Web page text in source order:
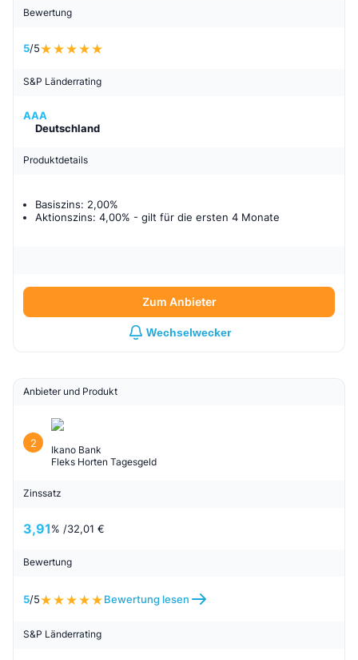
Bewertung
5/5
S&P Länderrating
AAA
Deutschland
Produktdetails
Basiszins: 2,00%
Aktionszins: 4,00% - gilt für die ersten 4 Monate
Zum Anbieter
Wechselwecker
Anbieter und Produkt
2
Ikano Bank
Fleks Horten Tagesgeld
Zinssatz
3,91% /32,01 €
Bewertung
5/5 Bewertung lesen
S&P Länderrating